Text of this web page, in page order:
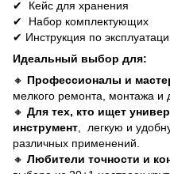
✔
Кейс для хранения
✔
Набор комплектующих
✔ Инструкция по
Идеальный выбор для:
🔸 Профессионалы и
мелкого ремонта, монтажа и
🔸 Для тех, кто ищет
инструмент , легкую и
различных применений.
🔸 Любители точности и